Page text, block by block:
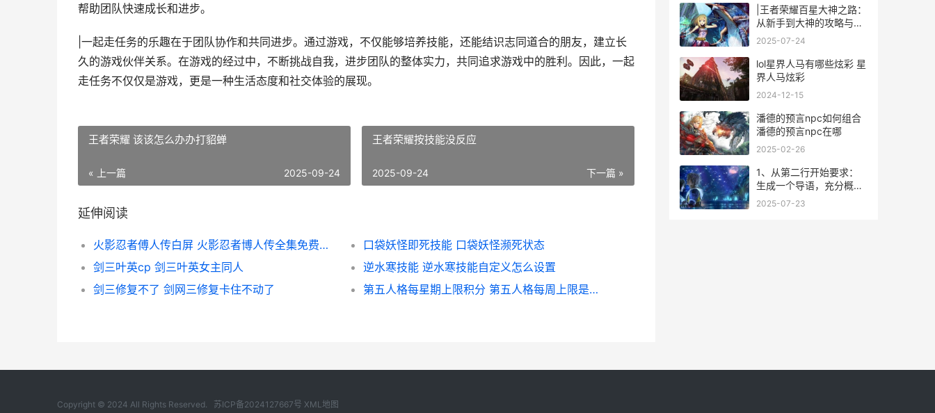
帮助团队快速成长和进步。
|一起走任务的乐趣在于团队协作和共同进步。通过游戏，不仅能够培养技能，还能结识志同道合的朋友，建立长
久的游戏伙伴关系。在游戏的经过中，不断挑战自我，进步团队的整体实力，共同追求游戏中的胜利。因此，一起
走任务不仅仅是游戏，更是一种生活态度和社交体验的展现。
王者荣耀 该该怎么办办打貂蝉
« 上一篇 2025-09-24
王者荣耀按技能没反应
下一篇 »
2025-09-24
延伸阅读
火影忍者傅人传白屏 火影忍者博人传全集免费观看
口袋妖怪即死技能 口袋妖怪濒死状态
剑三叶英cp 剑三叶英女主同人
逆水寒技能 逆水寒技能自定义怎么设置
剑三修复不了 剑网三修复卡住不动了
第五人格每星期上限积分 第五人格每周上限是什么意思
|王者荣耀百星大神之路：
从新手到大神的攻略与心
得|
2025-07-24
lol星界人马有哪些炫彩 星
界人马炫彩
2024-12-15
潘德的预言npc如何组合
潘德的预言npc在哪
2025-02-26
1、从第二行开始要求：
生成一个导语，充分概括
和平精英该该怎么办办获
2025-07-23
Copyright © 2024 All Rights Reserved. 苏ICP备2024127667号 XML地图